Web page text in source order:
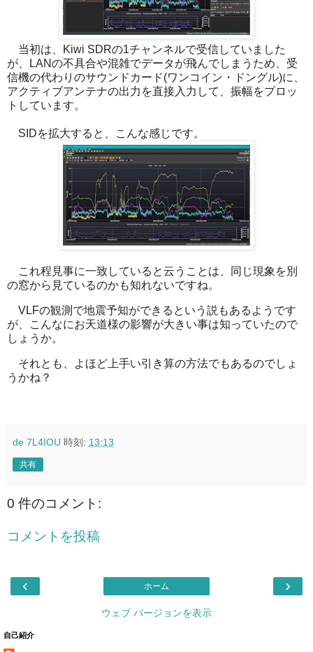
当初は、Kiwi SDRの1チャンネルで受信していました
が、LANの不具合や混雑でデータが飛んでしまうため、受
信機の代わりのサウンドカード(ワンコイン・ドングル)に、
アクティブアンテナの出力を直接入力して、振幅をプロッ
トしています。
SIDを拡大すると、こんな感じです。
これ程見事に一致していると云うことは、同じ現象を別
の窓から見ているのかも知れないですね。
VLFの観測で地震予知ができるという説もあるようです
が、こんなにお天道様の影響が大きい事は知っていたので
しょうか。
それとも、よほど上手い引き算の方法でもあるのでしょ
うかね？
de 7L4IOU 時刻: 13:13
共有
0 件のコメント:
コメントを投稿
‹ ›
ホーム
ウェブ バージョンを表示
自己紹介